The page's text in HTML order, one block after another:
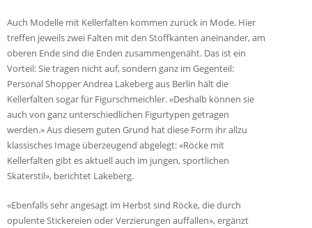
Auch Modelle mit Kellerfalten kommen zurück in Mode. Hier
treffen jeweils zwei Falten mit den Stoffkanten aneinander, am
oberen Ende sind die Enden zusammengenäht. Das ist ein
Vorteil: Sie tragen nicht auf, sondern ganz im Gegenteil:
Personal Shopper Andrea Lakeberg aus Berlin hält die
Kellerfalten sogar für Figurschmeichler. «Deshalb können sie
auch von ganz unterschiedlichen Figurtypen getragen
werden.» Aus diesem guten Grund hat diese Form ihr allzu
klassisches Image überzeugend abgelegt: «Röcke mit
Kellerfalten gibt es aktuell auch im jungen, sportlichen
Skaterstil», berichtet Lakeberg.
«Ebenfalls sehr angesagt im Herbst sind Röcke, die durch
opulente Stickereien oder Verzierungen auffallen», ergänzt